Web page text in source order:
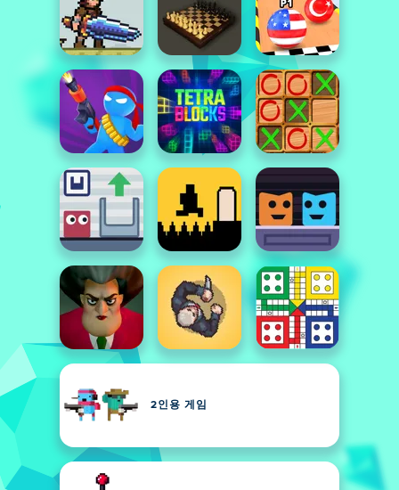
2인용 게임